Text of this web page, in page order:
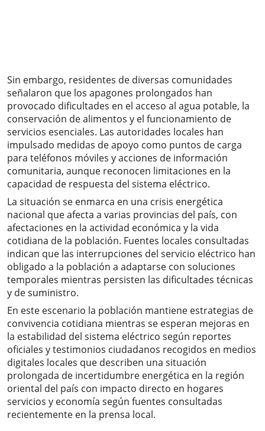
Sin embargo, residentes de diversas comunidades
señalaron que los apagones prolongados han
provocado dificultades en el acceso al agua potable, la
conservación de alimentos y el funcionamiento de
servicios esenciales. Las autoridades locales han
impulsado medidas de apoyo como puntos de carga
para teléfonos móviles y acciones de información
comunitaria, aunque reconocen limitaciones en la
capacidad de respuesta del sistema eléctrico.
La situación se enmarca en una crisis energética
nacional que afecta a varias provincias del país, con
afectaciones en la actividad económica y la vida
cotidiana de la población. Fuentes locales consultadas
indican que las interrupciones del servicio eléctrico han
obligado a la población a adaptarse con soluciones
temporales mientras persisten las dificultades técnicas
y de suministro.
En este escenario la población mantiene estrategias de
convivencia cotidiana mientras se esperan mejoras en
la estabilidad del sistema eléctrico según reportes
oficiales y testimonios ciudadanos recogidos en medios
digitales locales que describen una situación
prolongada de incertidumbre energética en la región
oriental del país con impacto directo en hogares
servicios y economía según fuentes consultadas
recientemente en la prensa local.